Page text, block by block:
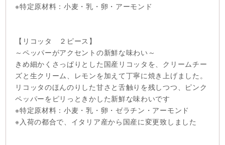
※特定原材料：小麦・乳・卵・アーモンド
【リコッタ ２ピース】
～ペッパーがアクセントの新鮮な味わい～
きめ細かくさっぱりとした国産リコッタを、クリームチー
ズと生クリーム、レモンを加えて丁寧に焼き上げました。
リコッタのほんのりした甘さと舌触りを残しつつ、ピンク
ペッパーをピリっときかした新鮮な味わいです
※特定原材料：小麦・乳・卵・ゼラチン・アーモンド
※入荷の都合で、イタリア産から国産に変更致しました